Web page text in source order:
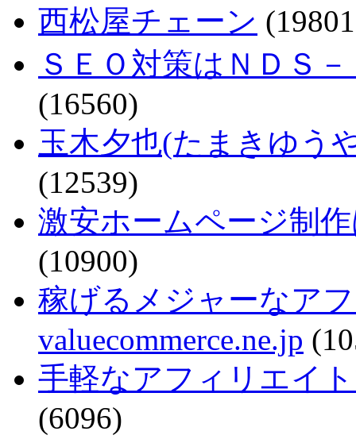
西松屋チェーン
ＳＥＯ対策はＮＤＳ
(16560)
玉木夕也(たまきゆう
(12539)
激安ホームページ制
(10900)
稼げるメジャーなア
valuecommerce.ne.jp
手軽なアフィリエイ
(6096)